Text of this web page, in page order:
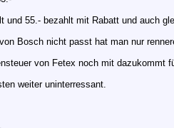
und 55.- bezahlt mit Rabatt und auch
Bosch nicht passt hat man nur
von Fetex noch mit dazukommt
weiter uninterressant.